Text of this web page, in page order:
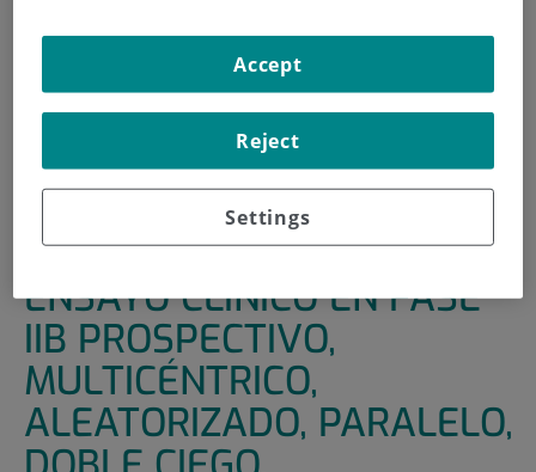
ENSAYO CLÍNICO EN FASE IIB PROSPECTIVO,
MULTICÉNTRICO, ALEATORIZADO, PARALELO, DOBLE
CIEGO, CONTROLADO CON PLACEBO PARA EVALUAR LA
INFUSIÓN INTRAVENOSA DE DEFIBROTIDE EN LA
PREVENCIÓN Y TRATAMIENTO DEL DISTRÉS
RESPIRATORIO Y SÍNDROME DE LIBERACIÓN DE
CITOQUINAS EN PACIENTES CON COVID-19
ENSAYO CLÍNICO EN FASE
IIB PROSPECTIVO,
MULTICÉNTRICO,
ALEATORIZADO, PARALELO,
Settings
Reject
Accept